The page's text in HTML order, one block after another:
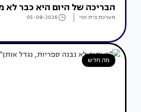
הבריכה של היום היא כבר לא
מערכת בית ונוי 05-08-2026
מה חדש